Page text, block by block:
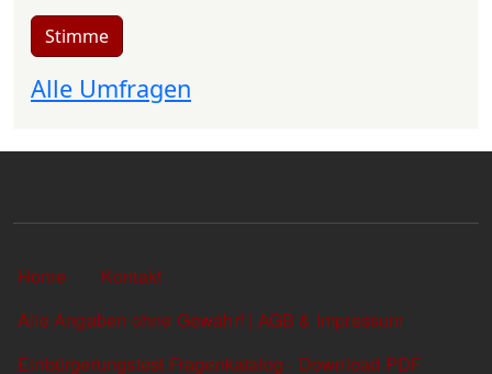
Stimme
Alle Umfragen
Sekundärlinks
Home
Kontakt
Alle Angaben ohne Gewähr! | AGB & Impressum
Einbürgerungstest Fragenkatalog - Download PDF